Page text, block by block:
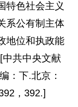
特色社会主义
系公有制主体
地位和执政能
中共中央文献
：下.北京：
，392.]